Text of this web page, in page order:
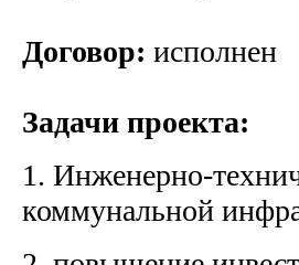
Договор: исполнен
Задачи проекта:
1. Инженерно-
коммунальной